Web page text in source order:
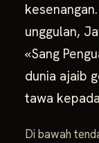
unggulan,
«Sang
dunia ajaib
tawa
Di bawah